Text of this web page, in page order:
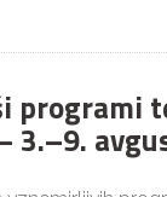
programi
3.–9.